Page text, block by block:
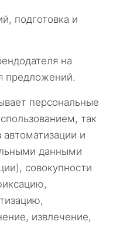
подготовка и
на
предложений.
персональные
так
автоматизации и
данными
совокупности
извлечение,